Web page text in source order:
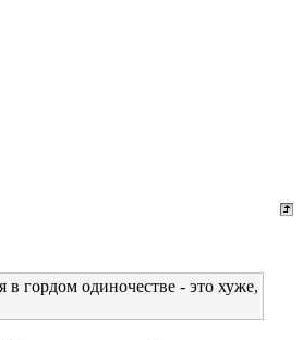
гордом одиночестве - это хуже,